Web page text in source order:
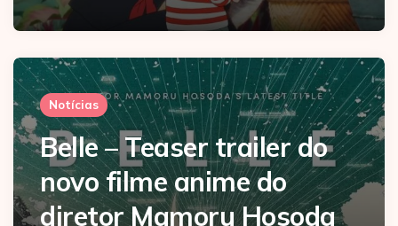
Notícias
Belle – Teaser trailer do
novo filme anime do
diretor Mamoru Hosoda